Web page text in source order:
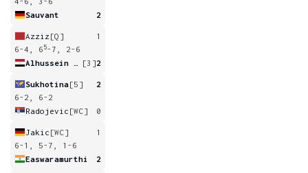
Sauvant
2
Azziz [Q]
1
6-4, 6 5-7, 2-6
[3]2
Sukhotina[5]
2
6-2, 6-2
Radojevic [WC] 0
Jakic [WC]
1
6-1, 5-7, 1-6
Easwaramurthi
2